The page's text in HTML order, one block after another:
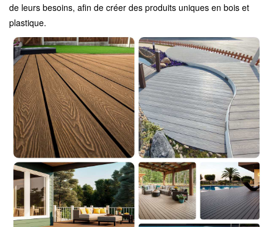
de leurs besoins, afin de créer des produits uniques en bois et
plastique.